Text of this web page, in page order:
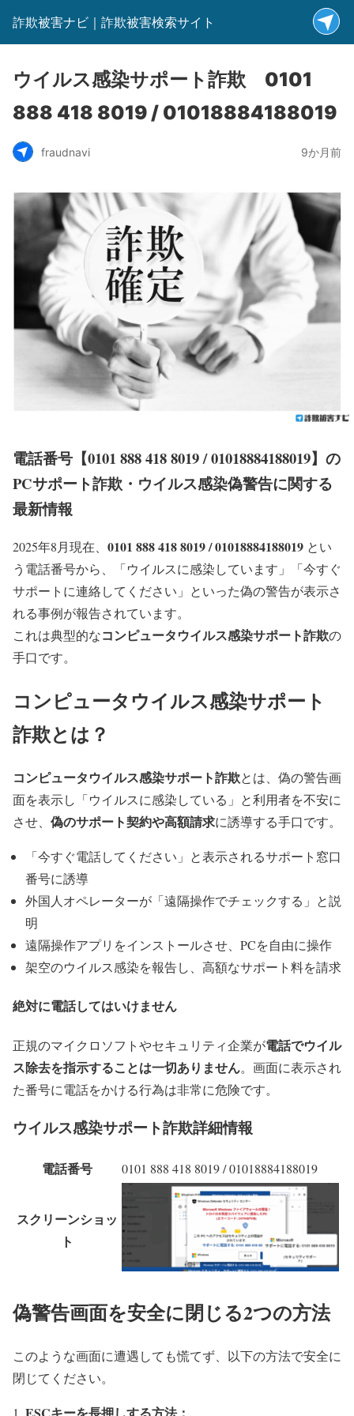
詐欺被害ナビ｜詐欺被害検索サイト
ウイルス感染サポート詐欺 0101
888 418 8019 / 01018884188019
fraudnavi 9か月前
電話番号【0101 888 418 8019 / 01018884188019】の
PCサポート詐欺・ウイルス感染偽警告に関する
最新情報
2025年8月現在、 0101 888 418 8019 / 01018884188019 とい
う電話番号から、
「ウイルスに感染しています」「今すぐ
サポートに連絡してください」 といった偽の警告が表示さ
れる事例が報告されています。
これは典型的なコンピュータウイルス感染サポート詐欺の
手口です。
コンピュータウイルス感染サポート
詐欺とは？
コンピュータウイルス感染サポート詐欺とは、偽の警告画
面を表示し「ウイルスに感染している」と利用者を不安に
させ、 偽のサポート契約や高額請求に誘導する手口です。
「今すぐ電話してください」と表示されるサポート窓口
番号に誘導
外国人オペレーターが「遠隔操作でチェックする」と説
明
遠隔操作アプリをインストールさせ、PCを自由に操作
架空のウイルス感染を報告し、高額なサポート料を請求
絶対に電話してはいけません
正規のマイクロソフトやセキュリティ企業が電話でウイル
ス除去を指示することは一切ありません。画面に表示され
た番号に電話をかける行為は非常に危険です。
ウイルス感染サポート詐欺詳細情報
電話番号 0101 888 418 8019 / 01018884188019
スクリーンショッ
ト
偽警告画面を安全に閉じる2つの方法
このような画面に遭遇しても慌てず、以下の方法で安全に
閉じてください。
ESCキーを長押しする方法：